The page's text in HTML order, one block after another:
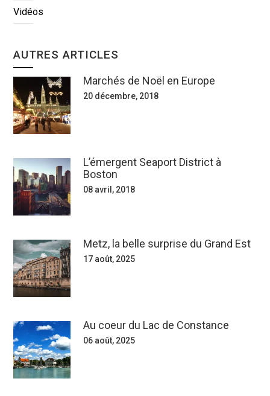
Vidéos
AUTRES ARTICLES
Marchés de Noël en Europe
20 décembre, 2018
L’émergent Seaport District à
Boston
08 avril, 2018
Metz, la belle surprise du Grand Est
17 août, 2025
Au coeur du Lac de Constance
06 août, 2025